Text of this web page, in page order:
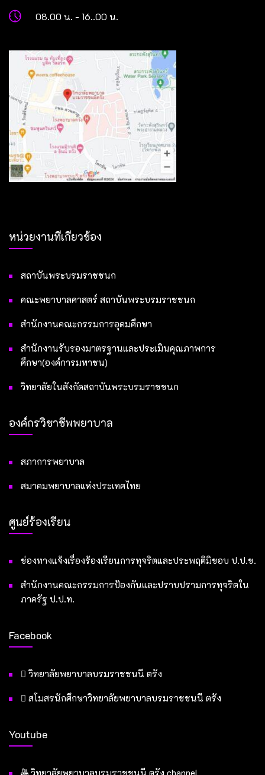
08.00 น. - 16..00 น.
หน่วยงานที่เกี่ยวข้อง
สถาบันพระบรมราชชนก
คณะพยาบาลศาสตร์ สถาบันพระบรมราชชนก
สำนักงานคณะกรรมการอุดมศึกษา
สำนักงานรับรองมาตรฐานและประเมินคุณภาพการ
ศึกษา(องค์การมหาชน)
วิทยาลัยในสังกัดสถาบันพระบรมราชชนก
องค์กรวิชาชีพพยาบาล
สภาการพยาบาล
สมาคมพยาบาลแห่งประเทศไทย
ศูนย์ร้องเรียน
ช่องทางแจ้งเรื่องร้องเรียนการทุจริตและประพฤติมิชอบ ป.ป.ช.
สำนักงานคณะกรรมการป้องกันและปราบปรามการทุจริตใน
ภาครัฐ ป.ป.ท.
Facebook
วิทยาลัยพยาบาลบรมราชชนนี ตรัง
สโมสรนักศึกษาวิทยาลัยพยาบาลบรมราชชนนี ตรัง
Youtube
วิทยาลัยพยาบาลบรมราชชนนี ตรัง channel